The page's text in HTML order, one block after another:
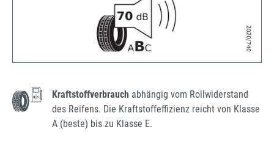
Kraftstoffverbrauch abhängig vom Rollwiderstand
des Reifens. Die Kraftstoffeffizienz reicht von Klasse
A (beste) bis zu Klasse E.